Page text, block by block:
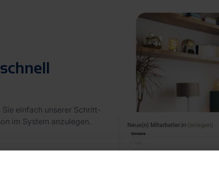
einfach unserer Schritt-
im System anzulegen.